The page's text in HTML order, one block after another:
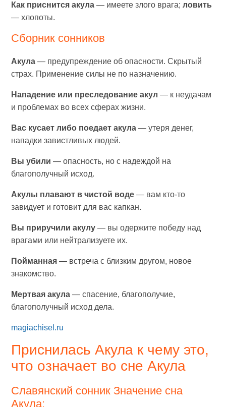
Как приснится акула — имеете злого врага;ловить
— хлопоты.
Сборник сонников
Акула — предупреждение об опасности. Скрытый
страх. Применение силы не по назначению.
Нападение или преследование акул — к неудачам
и проблемах во всех сферах жизни.
Вас кусает либо поедает акула — утеря денег,
нападки завистливых людей.
Вы убили — опасность, но с надеждой на
благополучный исход.
Акулы плавают в чистой воде — вам кто-то
завидует и готовит для вас капкан.
Вы приручили акулу — вы одержите победу над
врагами или нейтрализуете их.
Пойманная — встреча с близким другом, новое
знакомство.
Мертвая акула — спасение, благополучие,
благополучный исход дела.
magiachisel.ru
Приснилась Акула к чему это,
что означает во сне Акула
Славянский сонник Значение сна
Акула: